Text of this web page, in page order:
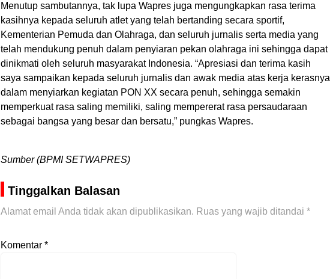
Menutup sambutannya, tak lupa Wapres juga mengungkapkan rasa terima
kasihnya kepada seluruh atlet yang telah bertanding secara sportif,
Kementerian Pemuda dan Olahraga, dan seluruh jurnalis serta media yang
telah mendukung penuh dalam penyiaran pekan olahraga ini sehingga dapat
dinikmati oleh seluruh masyarakat Indonesia. “Apresiasi dan terima kasih
saya sampaikan kepada seluruh jurnalis dan awak media atas kerja kerasnya
dalam menyiarkan kegiatan PON XX secara penuh, sehingga semakin
memperkuat rasa saling memiliki, saling mempererat rasa persaudaraan
sebagai bangsa yang besar dan bersatu,” pungkas Wapres.
Sumber (BPMI SETWAPRES)
Tinggalkan Balasan
Alamat email Anda tidak akan dipublikasikan. Ruas yang wajib ditandai *
Komentar *